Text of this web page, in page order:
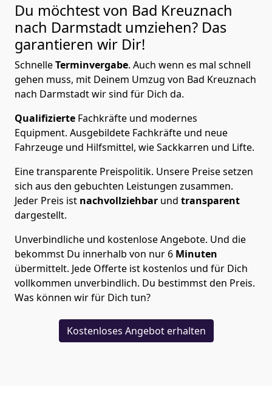
Du möchtest von Bad Kreuznach
nach Darmstadt umziehen? Das
garantieren wir Dir!
SchnelleTerminvergabe. Auch wenn es mal schnell
gehen muss, mit Deinem Umzug von Bad Kreuznach
nach Darmstadt wir sind für Dich da.
Qualifizierte Fachkräfte und modernes
Equipment. Ausgebildete Fachkräfte und neue
Fahrzeuge und Hilfsmittel, wie Sackkarren und Lifte.
Eine transparente Preispolitik. Unsere Preise setzen
sich aus den gebuchten Leistungen zusammen.
Jeder Preis ist nachvollziehbar und transparent
dargestellt.
Unverbindliche und kostenlose Angebote. Und die
bekommst Du innerhalb von nur 6 Minuten
übermittelt. Jede Offerte ist kostenlos und für Dich
vollkommen unverbindlich. Du bestimmst den Preis.
Was können wir für Dich tun?
Kostenloses Angebot erhalten